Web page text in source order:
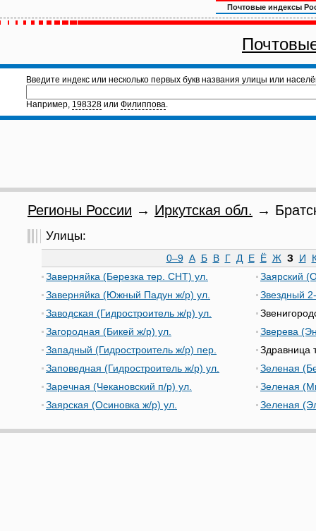
Почтовые индексы
Введите индекс или несколько первых букв названия улицы или
Например, 198328 или Филиппова.
Регионы России → Иркутская обл. →
Улицы:
0–9 А Б В Г Д Е Ё Ж З И
Заверняйка (Березка тер. СНТ) ул.
Заверняйка (Южный Падун ж/р) ул.
Заводская (Гидростроитель ж/р) ул.
Загородная (Бикей ж/р) ул.
Западный (Гидростроитель ж/р) пер.
Заповедная (Гидростроитель ж/р) ул.
Заречная (Чекановский п/р) ул.
Заярская (Осиновка ж/р) ул.
Заярский
Звездный
Зверева
Здравница
Зеленая
Зеленая
Зеленая